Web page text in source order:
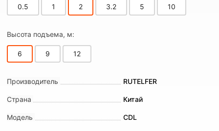
0.5 1 2 3.2 5 10
Высота подъема, м:
6 9 12
Производитель RUTELFER
Страна Китай
Модель CDL